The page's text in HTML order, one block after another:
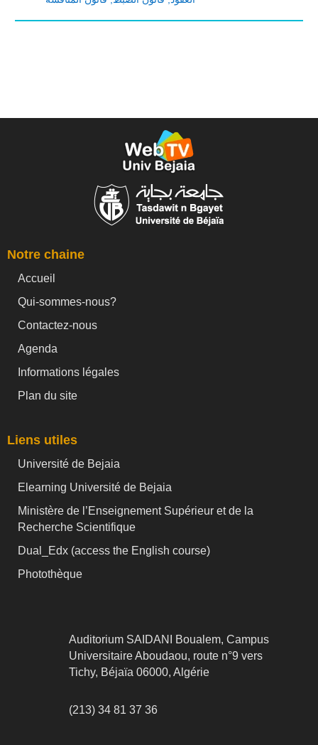
Notre chaine
Accueil
Qui-sommes-nous?
Contactez-nous
Agenda
Informations légales
Plan du site
Liens utiles
Université de Bejaia
Elearning Université de Bejaia
Ministère de l’Enseignement Supérieur et de la
Recherche Scientifique
Dual_Edx (access the English course)
Photothèque
Auditorium SAIDANI Boualem, Campus
Universitaire Aboudaou, route n°9 vers
Tichy, Béjaïa 06000, Algérie
(213) 34 81 37 36